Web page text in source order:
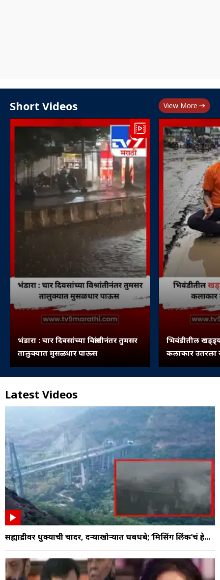
Short Videos View More
भंडारा : चार दिवसांच्या विश्रांतीनंतर तुमसर
तालुक्यात मुसळधार पाऊस
भिवंडीतील
कलाकार उतरला
Latest Videos
सह्याद्रीवर धुक्याची चादर, दऱ्याखोऱ्यात धबधबे; ‘मिसिंग लिंक’चं हे...